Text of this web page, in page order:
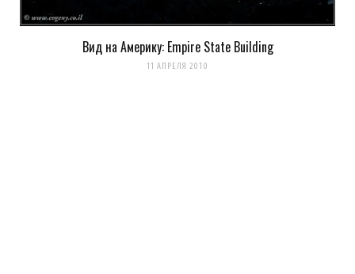
Вид на Америку: Empire State Building
11 АПРЕЛЯ 2010